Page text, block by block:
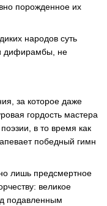
порожденное их
народов суть
дифирамбы, не
за которое даже
гордость мастера
в то время как
победный гимн
лишь предсмертное
великое
подавленным